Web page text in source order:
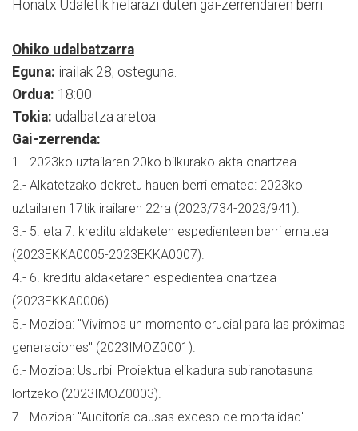
Honatx Udaletik helarazi duten gai-zerrendaren berri:
Ohiko udalbatzarra
Eguna: irailak 28, osteguna.
Ordua: 18:00.
Tokia: udalbatza aretoa.
Gai-zerrenda:
1.- 2023ko uztailaren 20ko bilkurako akta onartzea.
2.- Alkatetzako dekretu hauen berri ematea: 2023ko
uztailaren 17tik irailaren 22ra (2023/734-2023/941).
3.- 5. eta 7. kreditu aldaketen espedienteen berri ematea
(2023EKKA0005-2023EKKA0007).
4.- 6. kreditu aldaketaren espedientea onartzea
(2023EKKA0006).
5.- Mozioa: "Vivimos un momento crucial para las próximas
generaciones" (2023IMOZ0001).
6.- Mozioa: Usurbil Proiektua elikadura subiranotasuna
lortzeko (2023IMOZ0003).
7.- Mozioa: "Auditoría causas exceso de mortalidad"